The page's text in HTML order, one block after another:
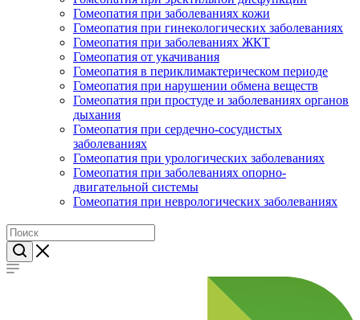
Гомеопатия при заболеваниях кожи
Гомеопатия при гинекологических заболеваниях
Гомеопатия при заболеваниях ЖКТ
Гомеопатия от укачивания
Гомеопатия в периклимактерическом периоде
Гомеопатия при нарушении обмена веществ
Гомеопатия при простуде и заболеваниях органов
дыхания
Гомеопатия при сердечно-сосудистых
заболеваниях
Гомеопатия при урологических заболеваниях
Гомеопатия при заболеваниях опорно-
двигательной системы
Гомеопатия при неврологических заболеваниях